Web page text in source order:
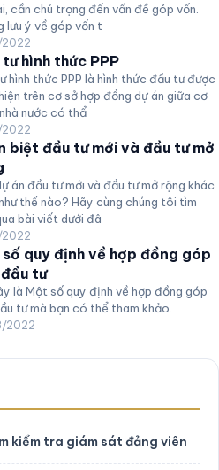
cần chú trọng đến vấn đề góp vốn.
lưu ý về góp vốn t
2022
hình thức PPP
hình thức PPP là hình thức đầu tư được
trên cơ sở hợp đồng dự án giữa cơ
nước có thẩ
2022
biệt đầu tư mới và đầu tư mở
án đầu tư mới và đầu tư mở rộng khác
thế nào? Hãy cùng chúng tôi tìm
bài viết dưới đâ
2022
quy định về hợp đồng góp
tư
là Một số quy định về hợp đồng góp
tư mà bạn có thể tham khảo.
2022
kiểm tra giám sát đảng viên